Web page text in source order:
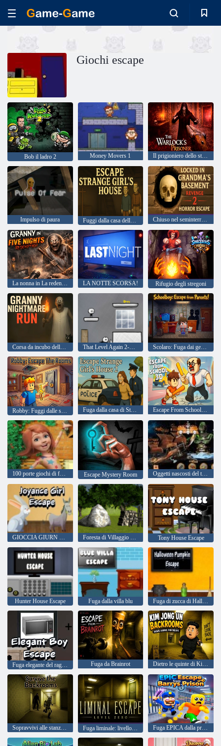
Giochi escape
Bob il ladro 2 Money Movers 1 Il prigioniero dello stregone
Impulso di paura Fuggi dalla casa della strana ragazza Chiuso nel seminterrato della nonna Revenge 2 Horror Escape
La nonna in La redenzione delle cinque notti LA NOTTE SCORSA! Rifugio degli stregoni
Corsa da incubo della nonna That Level Again 2-Online Scolaro: Fuga dai genitori!
Fuga dalla casa di Strange Girl 2 Escape From School 3D
100 porte giochi di fuga da scuola Escape Mystery Room Oggetti nascosti del tesoro del pirata
GIOCCIA GIURN ESCA Foresta di Villaggio Di Fuga Episodio 2 Tony House Escape
Hunter House Escape Fuga dalla villa blu Fuga di zucca di Halloween
Fuga da Brainrot Dietro le quinte di Kim Jong Un
Sopravvivi alle stanze dietro le quinte Fuga liminale: livello zero Fuga EPICA dalla prigione di Barrys